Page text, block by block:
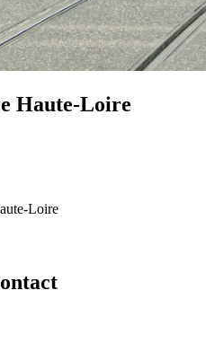
Haute-Loire
Loire